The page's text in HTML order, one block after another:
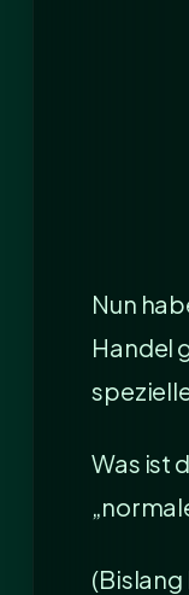
Nun
Handel
Was ist